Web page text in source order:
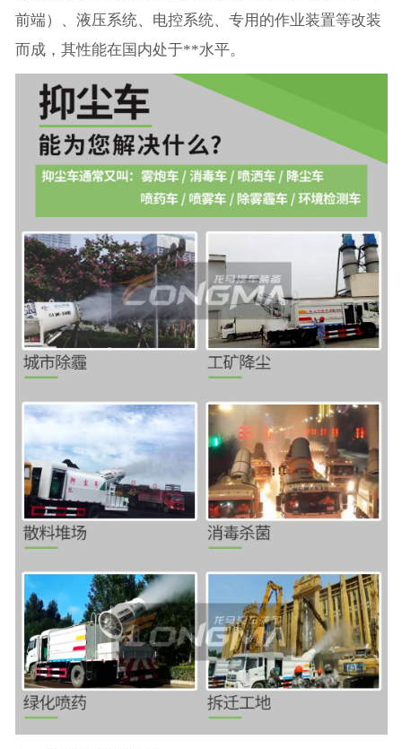
前端）、液压系统、电控系统、专用的作业装置等改装
而成，其性能在国内处于**水平。